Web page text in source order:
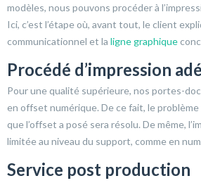
modèles, nous pouvons procéder à
Ici, c’est l’étape où, avant tout, le client
communicationnel et la ligne graphique
Procédé d’impression
Pour une qualité supérieure, nos portes-
en offset numérique. De ce fait, le
que l’offset a posé sera résolu. De même,
limitée au niveau du support, comme en
Service post production